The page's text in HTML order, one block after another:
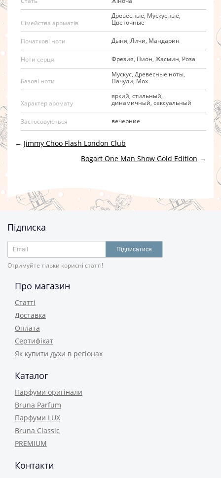
Сімейства ароматів
Древесные, Мускусные,
Цветочные
Початкові ноти Дыня, Личи, Мандарин
Ноти серця Фрезия, Пион, Жасмин, Роза
Базові ноти
Мускус, Древесные ноты,
Пачули, Мох
Характер аромату
яркий, стильный,
динамичный, сексуальный
Застосовуються вечерние
← Jimmy Choo Flash London Club
Bogart One Man Show Gold Edition →
Підписка
Підписатися
Отримуйте тільки корисні статті!
Про магазин
Статті
Доставка
Оплата
Сертифікат
Як купити духи в регіонах
Каталог
Парфуми оригінали
Bruna Parfum
Парфуми LUX
Bruna Classic
PREMIUM
Контакти